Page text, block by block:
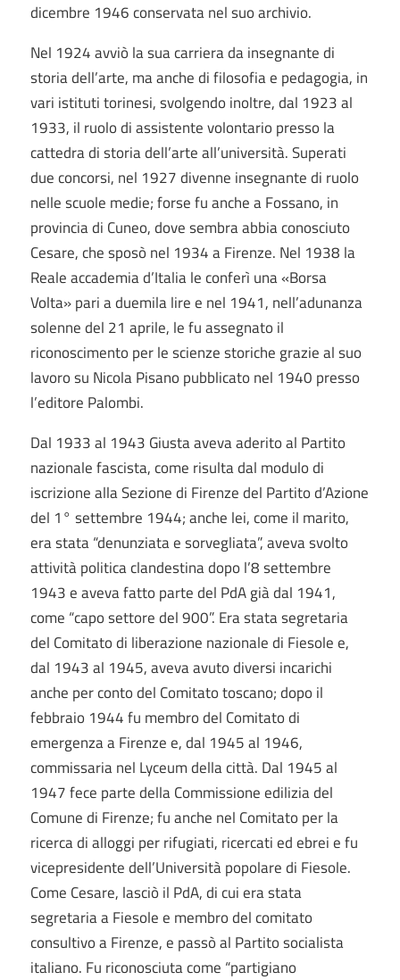
dicembre 1946 conservata nel suo archivio.
Nel 1924 avviò la sua carriera da insegnante di
storia dell’arte, ma anche di filosofia e pedagogia, in
vari istituti torinesi, svolgendo inoltre, dal 1923 al
1933, il ruolo di assistente volontario presso la
cattedra di storia dell’arte all’università. Superati
due concorsi, nel 1927 divenne insegnante di ruolo
nelle scuole medie; forse fu anche a Fossano, in
provincia di Cuneo, dove sembra abbia conosciuto
Cesare, che sposò nel 1934 a Firenze. Nel 1938 la
Reale accademia d’Italia le conferì una «Borsa
Volta» pari a duemila lire e nel 1941, nell’adunanza
solenne del 21 aprile, le fu assegnato il
riconoscimento per le scienze storiche grazie al suo
lavoro su Nicola Pisano pubblicato nel 1940 presso
l’editore Palombi.
Dal 1933 al 1943 Giusta aveva aderito al Partito
nazionale fascista, come risulta dal modulo di
iscrizione alla Sezione di Firenze del Partito d’Azione
del 1° settembre 1944; anche lei, come il marito,
era stata “denunziata e sorvegliata”, aveva svolto
attività politica clandestina dopo l’8 settembre
1943 e aveva fatto parte del PdA già dal 1941,
come “capo settore del 900”. Era stata segretaria
del Comitato di liberazione nazionale di Fiesole e,
dal 1943 al 1945, aveva avuto diversi incarichi
anche per conto del Comitato toscano; dopo il
febbraio 1944 fu membro del Comitato di
emergenza a Firenze e, dal 1945 al 1946,
commissaria nel Lyceum della città. Dal 1945 al
1947 fece parte della Commissione edilizia del
Comune di Firenze; fu anche nel Comitato per la
ricerca di alloggi per rifugiati, ricercati ed ebrei e fu
vicepresidente dell’Università popolare di Fiesole.
Come Cesare, lasciò il PdA, di cui era stata
segretaria a Fiesole e membro del comitato
consultivo a Firenze, e passò al Partito socialista
italiano. Fu riconosciuta come “partigiano